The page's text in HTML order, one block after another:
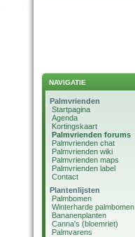
NAVIGATIE
Palmvrienden
Startpagina
Agenda
Kortingskaart
Palmvrienden forums
Palmvrienden chat
Palmvrienden wiki
Palmvrienden maps
Palmvrienden label
Contact
Plantenlijsten
Palmbomen
Winterharde palmbomen
Bananenplanten
Canna's (bloemriet)
Palmvarens